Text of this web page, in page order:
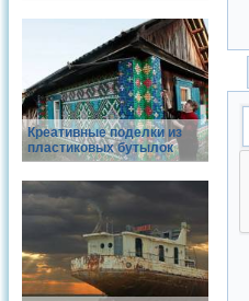
Креативные поделки из
пластиковых бутылок